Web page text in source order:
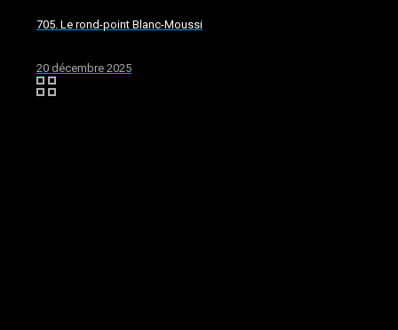
705. Le rond-point Blanc-Moussi
20 décembre 2025